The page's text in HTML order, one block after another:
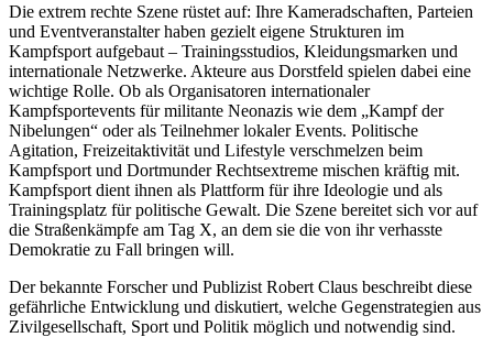
Die extrem rechte Szene rüstet auf: Ihre Kameradschaften, Parteien
und Eventveranstalter haben gezielt eigene Strukturen im
Kampfsport aufgebaut – Trainingsstudios, Kleidungsmarken und
internationale Netzwerke. Akteure aus Dorstfeld spielen dabei eine
wichtige Rolle. Ob als Organisatoren internationaler
Kampfsportevents für militante Neonazis wie dem „Kampf der
Nibelungen“ oder als Teilnehmer lokaler Events. Politische
Agitation, Freizeitaktivität und Lifestyle verschmelzen beim
Kampfsport und Dortmunder Rechtsextreme mischen kräftig mit.
Kampfsport dient ihnen als Plattform für ihre Ideologie und als
Trainingsplatz für politische Gewalt. Die Szene bereitet sich vor auf
die Straßenkämpfe am Tag X, an dem sie die von ihr verhasste
Demokratie zu Fall bringen will.
Der bekannte Forscher und Publizist Robert Claus beschreibt diese
gefährliche Entwicklung und diskutiert, welche Gegenstrategien aus
Zivilgesellschaft, Sport und Politik möglich und notwendig sind.